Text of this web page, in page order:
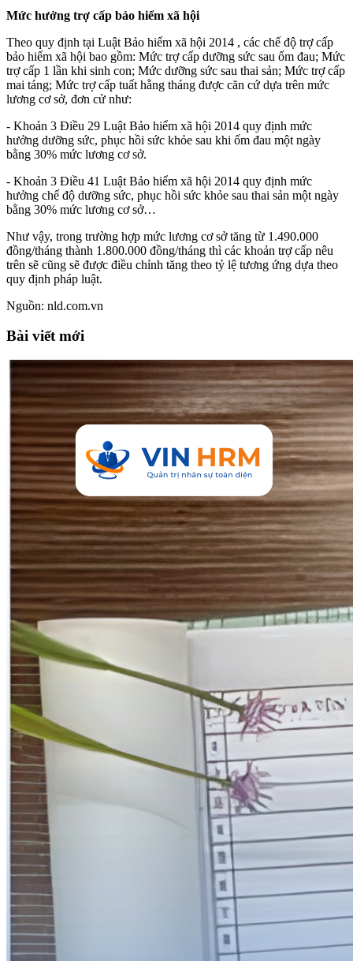
Mức hưởng trợ cấp bảo hiểm xã hội
Theo quy định tại Luật Bảo hiểm xã hội 2014 , các chế độ trợ cấp
bảo hiểm xã hội bao gồm: Mức trợ cấp dưỡng sức sau ốm đau; Mức
trợ cấp 1 lần khi sinh con; Mức dưỡng sức sau thai sản; Mức trợ cấp
mai táng; Mức trợ cấp tuất hằng tháng được căn cứ dựa trên mức
lương cơ sở, đơn cử như:
- Khoản 3 Điều 29 Luật Bảo hiểm xã hội 2014 quy định mức
hưởng dưỡng sức, phục hồi sức khỏe sau khi ốm đau một ngày
bằng 30% mức lương cơ sở.
- Khoản 3 Điều 41 Luật Bảo hiểm xã hội 2014 quy định mức
hưởng chế độ dưỡng sức, phục hồi sức khỏe sau thai sản một ngày
bằng 30% mức lương cơ sở…
Như vậy, trong trường hợp mức lương cơ sở tăng từ 1.490.000
đồng/tháng thành 1.800.000 đồng/tháng thì các khoản trợ cấp nêu
trên sẽ cũng sẽ được điều chỉnh tăng theo tỷ lệ tương ứng dựa theo
quy định pháp luật.
Nguồn: nld.com.vn
Bài viết mới